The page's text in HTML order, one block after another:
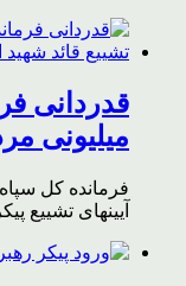
قدردانی
میلیونی
فرمانده کل
آیینهای تشییع